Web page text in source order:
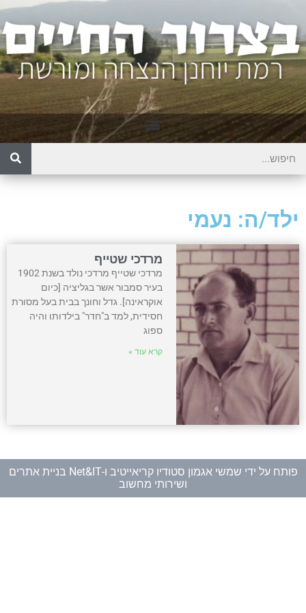
ילד/ה: נעמי
מרדכי שטייף
מרדכי שטייף מרדכי נולד בשנת 1902
בעיר סמבור אשר בגליציה [כיום
אוקראינה]. גדל וחונך בבית בעל מסורת
חסידית, למד ב"חדר" בילדותו והיה
ספוג
קרא עוד »
פותח על ידי שמשי אגמון סטודיו קריאייטיב ו-
Net&IT בניית אתרים
ושירותי מחשוב